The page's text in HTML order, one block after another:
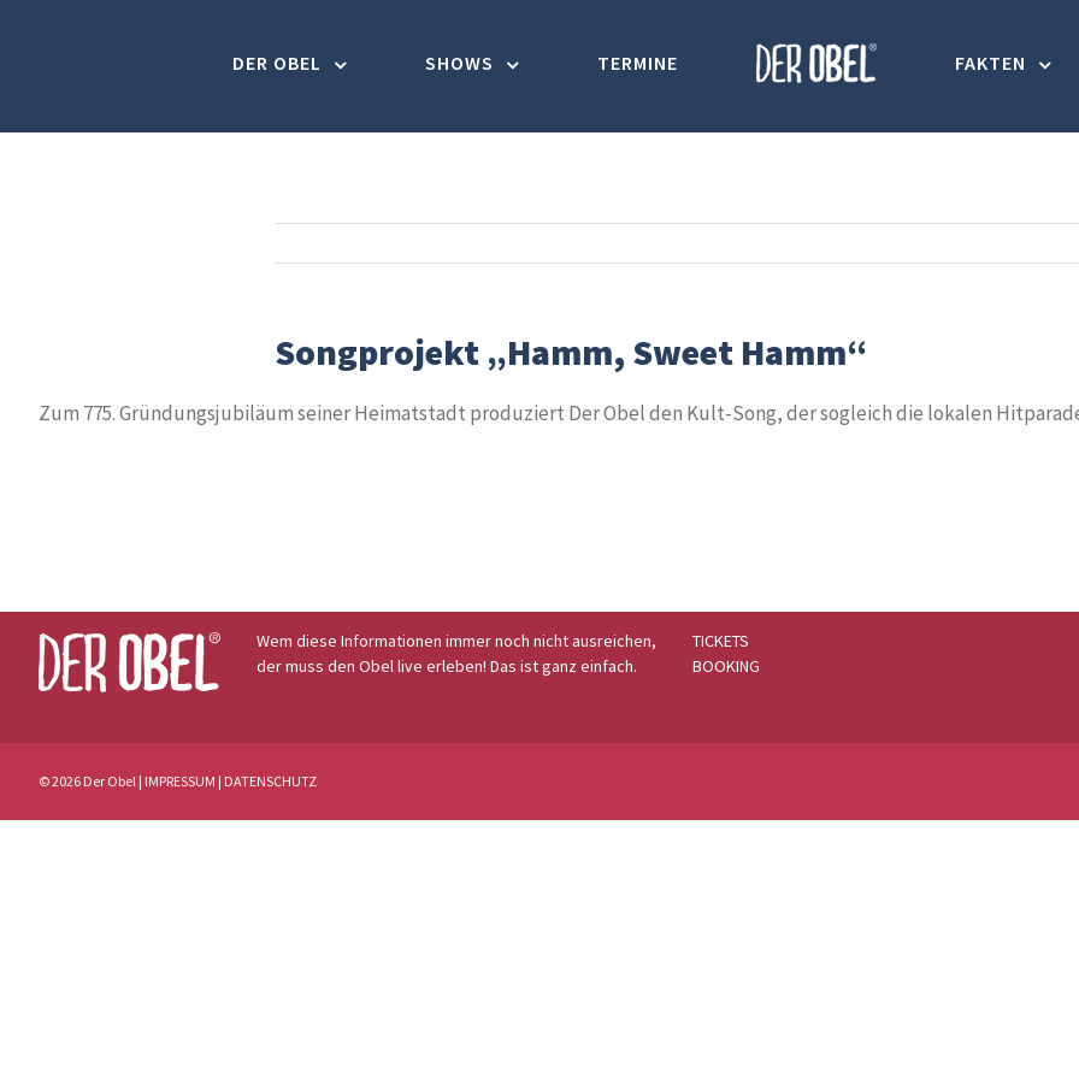
DER OBEL SHOWS TERMINE FAKTEN
Songprojekt „Hamm, Sweet Hamm“
Zum 775. Gründungsjubiläum seiner Heimatstadt produziert Der Obel den Kult-Song, der sogleich die lokalen
Wem diese Informationen immer noch nicht ausreichen,
der muss den Obel live erleben! Das ist ganz einfach.
TICKETS
BOOKING
© 2026 Der Obel | IMPRESSUM | DATENSCHUTZ